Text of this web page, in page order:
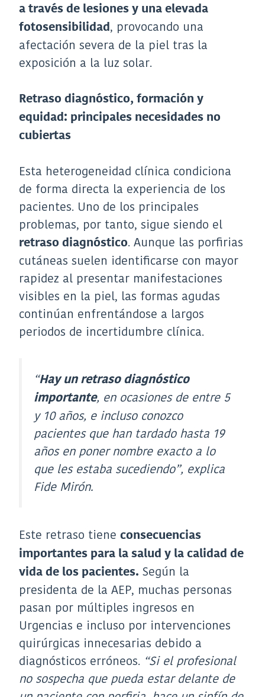
a través de lesiones y una elevada
fotosensibilidad, provocando una
afectación severa de la piel tras la
exposición a la luz solar.
Retraso diagnóstico, formación y
equidad: principales necesidades no
cubiertas
Esta heterogeneidad clínica condiciona
de forma directa la experiencia de los
pacientes. Uno de los principales
problemas, por tanto, sigue siendo el
retraso diagnóstico. Aunque las porfirias
cutáneas suelen identificarse con mayor
rapidez al presentar manifestaciones
visibles en la piel, las formas agudas
continúan enfrentándose a largos
periodos de incertidumbre clínica.
“Hay un retraso diagnóstico
importante, en ocasiones de entre 5
y 10 años, e incluso conozco
pacientes que han tardado hasta 19
años en poner nombre exacto a lo
que les estaba sucediendo”, explica
Fide Mirón.
Este retraso tiene consecuencias
importantes para la salud y la calidad de
vida de los pacientes. Según la
presidenta de la AEP, muchas personas
pasan por múltiples ingresos en
Urgencias e incluso por intervenciones
quirúrgicas innecesarias debido a
diagnósticos erróneos. “Si el profesional
no sospecha que pueda estar delante de